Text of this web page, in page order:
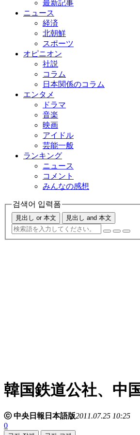
最新記事
ニュース
経済
北朝鮮
スポーツ
オピニオン
社説
コラム
日本関係のコラム
エンタメ
ドラマ
音楽
映画
アイドル
芸能一般
ランキング
ニュース
コメント
みんなの感想
검색어 입력폼
見出し or 本文 見出し and 本文
韓国鉄道公社、中
ⓒ 中央日報日本語版2011.07.25 10:25
0